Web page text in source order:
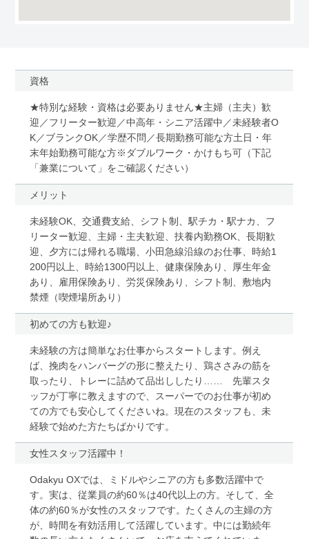
資格
★特別な経験・資格は必要ありません★主婦（主夫）歓
迎／フリーター歓迎／中高年・シニア活躍中／未経験者O
K／ブランクOK／学歴不問／長期勤務可能な方土日・年
末年始勤務可能な方※ダブルワーク・かけもち可（下記
「兼業について」をご確認ください）
メリット
未経験OK、交通費支給、シフト制、駅チカ・駅ナカ、フ
リーター歓迎、主婦・主夫歓迎、扶養内勤務OK、長期歓
迎、夕方には帰れる職場、小田急線沿線のお仕事、時給1
200円以上、時給1300円以上、健康保険あり、厚生年金
あり、雇用保険あり、労災保険あり、シフト制、敷地内
禁煙（喫煙場所あり）
初めての方も歓迎♪
未経験の方は簡単なお仕事からスタートします。例え
ば、挽肉をハンバーグの形に整えたり、鶏ささみの筋を
取ったり、トレーに詰めて品出ししたり…… 先輩スタ
ッフが丁寧に教えますので、スーパーでのお仕事が初め
ての方でも安心してくださいね。現在のスタッフも、未
経験で始めた方たちばかりです。
女性スタッフ活躍中！
Odakyu OXでは、ミドルやシニアの方も多数活躍中で
す。実は、従業員の約60％は40代以上の方。そして、全
体の約60％が女性のスタッフです。たくさんの主婦の方
が、時間を有効活用して活躍しています。中には勤続年